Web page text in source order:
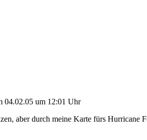
04.02.05 um 12:01 Uhr
aber durch meine Karte fürs Hurricane